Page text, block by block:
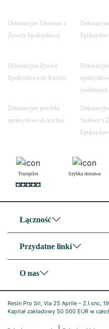
Dekoracyjne Elementy z
Żywicy Epoksydowej
Dekoracyjna Żywica
Epoksydowa do Kuchni
poddaszach
Dekoracyjne powłoki
epoksydowe do kuchni
Stołowe z
Trustpilot Szybka dostawa
Łączność
Przydatne linki
O nas
Resin Pro Srl, Via 25 Aprile – Z.I.snc,
Kapitał zakładowy 50 000 EUR w